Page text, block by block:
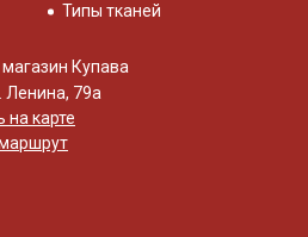
Типы тканей
Купава
Ленина, 79а
на карте